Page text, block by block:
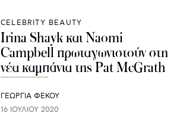
CELEBRITY BEAUTY
Irina Shayk και Naomi
Campbell πρωταγωνιστούν στη
νέα καμπάνια της Pat McGrath
ΓΕΩΡΓΙΑ ΦΕΚΟΥ
16 ΙΟΥΛΊΟΥ 2020